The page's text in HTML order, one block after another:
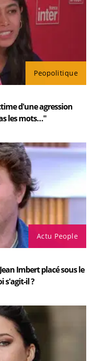
Peopolitique
d'une agression
les mots…"
Actu People
Imbert placé sous le
s'agit-il ?